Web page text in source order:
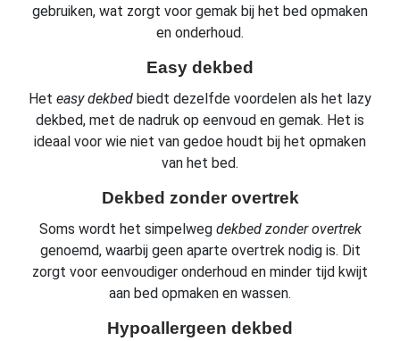
gebruiken, wat zorgt voor gemak bij het bed opmaken
en onderhoud.
Easy dekbed
Het easy dekbed biedt dezelfde voordelen als het lazy
dekbed, met de nadruk op eenvoud en gemak. Het is
ideaal voor wie niet van gedoe houdt bij het opmaken
van het bed.
Dekbed zonder overtrek
Soms wordt het simpelweg dekbed zonder overtrek
genoemd, waarbij geen aparte overtrek nodig is. Dit
zorgt voor eenvoudiger onderhoud en minder tijd kwijt
aan bed opmaken en wassen.
Hypoallergeen dekbed